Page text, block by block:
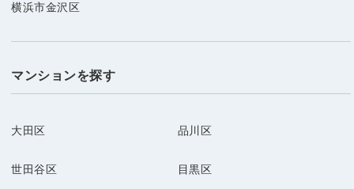
横浜市金沢区
マンションを探す
大田区 品川区
世田谷区 目黒区